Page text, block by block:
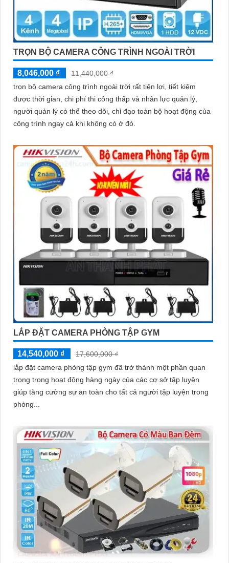
Hy vọng rằng bài viết giới thiệu trên sẽ giúp bạn thu hút được
khách hàng quan tâm đến sản phẩm Camera Hikvision giá rẻ và
chất lượng.
TRỌN BỘ CAMERA CÔNG TRÌNH NGOÀI TRỜI
8,046,000 ₫
11,440,000 ₫
trọn bộ camera công trình ngoài trời rất tiện lợi, tiết kiệm
được thời gian, chi phí thi công thấp và nhân lực quản lý,
người quản lý có thể theo dõi, chỉ đạo toàn bộ hoạt động của
công trình ngay cả khi không có ở đó.
LẮP ĐẶT CAMERA PHÒNG TẬP GYM
14,540,000 ₫
17,600,000 ₫
lắp đặt camera phòng tập gym đã trở thành một phần quan
trọng trong hoạt động hàng ngày của các cơ sở tập luyện
giúp tăng cường sự an toàn cho tất cả người tập luyện trong
phòng...